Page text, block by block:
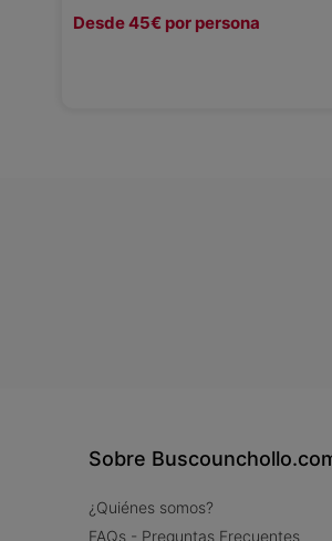
Desde 45€ por persona
Sobre
¿Quiénes somos?
FAQs - Preguntas Frecuentes